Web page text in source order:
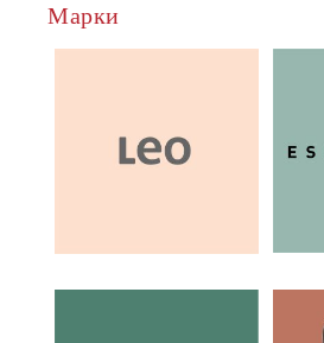
Марки